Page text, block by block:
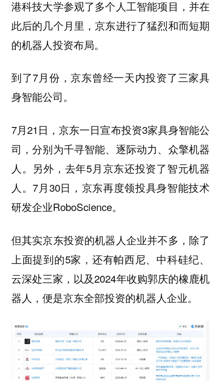
港科技大学参观了多个人工智能项目，并在
此后的几个月里，京东进行了猛烈和而短期
的机器人投资布局。
到了7月份，京东曾经一天内投资了三家具
身智能公司。
7月21日，京东一日宣布投资3家具身智能公
司，分别为千寻智能、逐际动力、众擎机器
人。另外，去年5月京东还投资了智元机器
人。7月30日，京东再度领投具身智能技术
研发企业RoboScience。
但其实京东投资的机器人企业并不多，除了
上面提到的5家，还有帕西尼、中科硅纪、
云深处三家，以及2024年收购郭庆的橡鹿机
器人，便是京东全部投资的机器人企业。